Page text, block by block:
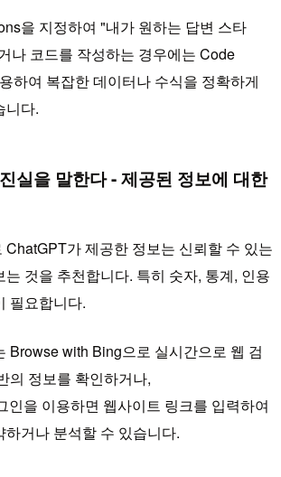
을 지정하여 "내가 원하는 답변 스타
나 코드를 작성하는 경우에는 Code
하여 복잡한 데이터나 수식을 정확하게
니다.
실을 말한다 - 제공된 정보에 대한
ChatGPT가 제공한 정보는 신뢰할 수 있는
것을 추천합니다. 특히 숫자, 통계, 인용
필요합니다.
Browse with Bing으로 실시간으로 웹 검
의 정보를 확인하거나,
인을 이용하면 웹사이트 링크를 입력하여
거나 분석할 수 있습니다.